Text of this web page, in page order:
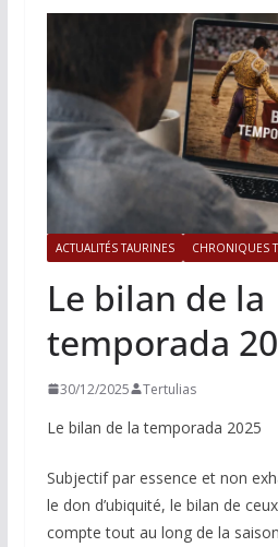
ACTUALITÉS TAURINES CHRONIQUES
Le bilan de la
temporada
30/12/2025 Tertulias
Le bilan de la temporada 2025
Subjectif par essence et non
le don d’ubiquité, le bilan de
compte tout au long de la